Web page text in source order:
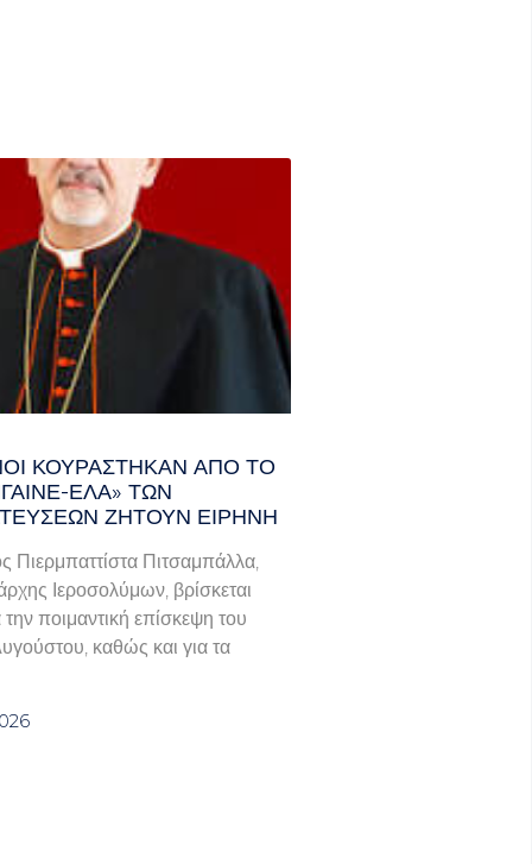
ΚΟΥΡΆΣΤΗΚΑΝ ΑΠΌ ΤΟ
ΈΛΑ» ΤΩΝ
ΖΗΤΟΎΝ ΕΙΡΉΝΗ
Πιερμπαττίστα Πιτσαμπάλλα,
Ιεροσολύμων, βρίσκεται
ποιμαντική επίσκεψη του
καθώς και για τα